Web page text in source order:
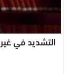
التشديد في